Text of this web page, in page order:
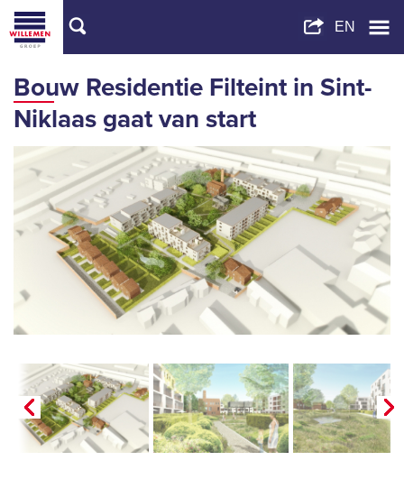
Bouw Residentie Filteint in Sint-
Niklaas gaat van start